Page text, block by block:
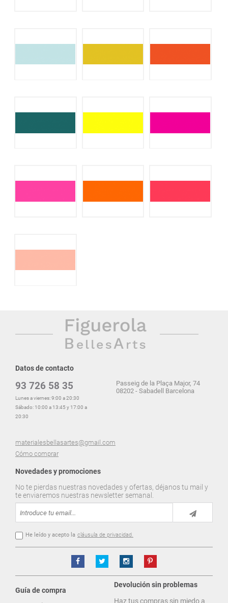
Datos de contacto
93 726 58 35
Lunes a viernes: 9:00 a 20:30
Sábado: 10:00 a 13:45 y 17:00 a
20:30
materialesbellasartes@gmail.com
Cómo comprar
Passeig de la Plaça Major, 74
08202 - Sabadell Barcelona
Novedades y promociones
No te pierdas nuestras novedades y ofertas, déjanos tu mail y
te enviaremos nuestras newsletter semanal.
He leído y acepto la cláusula de privacidad.
Guía de compra
Devolución sin problemas
Haz tus compras sin miedo a